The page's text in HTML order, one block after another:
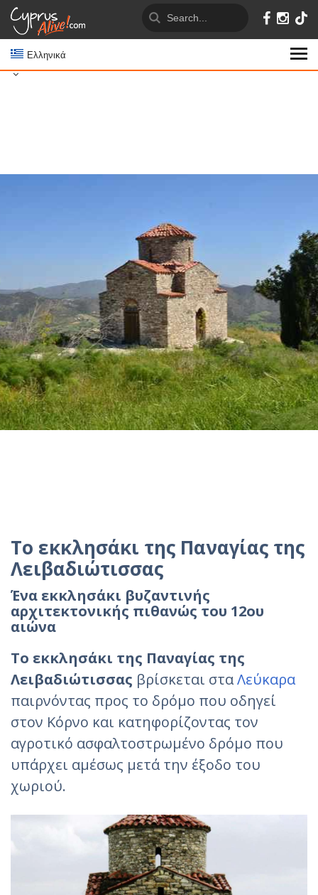
Ελληνικά
Το εκκλησάκι της Παναγίας της
Λειβαδιώτισσας
Ένα εκκλησάκι βυζαντινής
αρχιτεκτονικής πιθανώς του 12ου
αιώνα
Το εκκλησάκι της Παναγίας της
Λειβαδιώτισσας βρίσκεται σταΛεύκαρα
παιρνόντας προς το δρόμο που οδηγεί
στον Κόρνο και κατηφορίζοντας τον
αγροτικό ασφαλτοστρωμένο δρόμο που
υπάρχει αμέσως μετά την έξοδο του
χωριού.